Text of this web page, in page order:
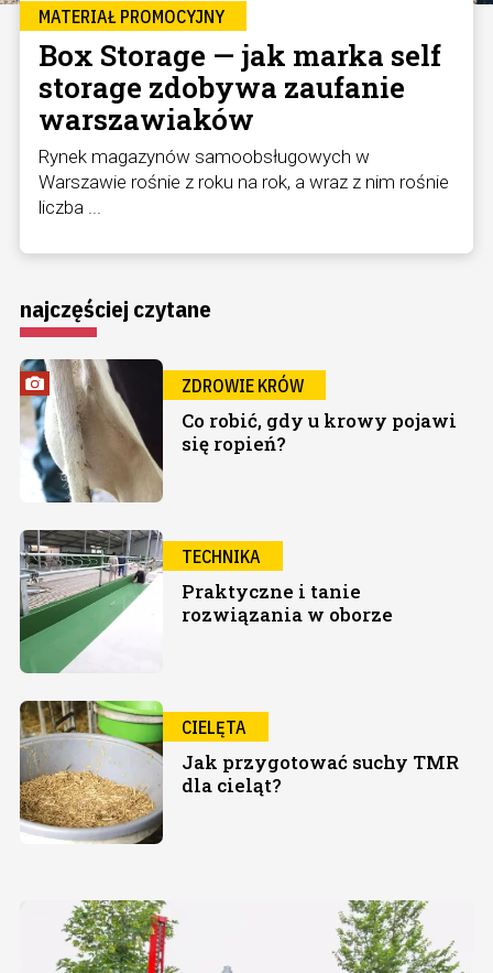
MATERIAŁ PROMOCYJNY
Box Storage — jak marka self
storage zdobywa zaufanie
warszawiaków
Rynek magazynów samoobsługowych w
Warszawie rośnie z roku na rok, a wraz z nim rośnie
liczba ...
najczęściej czytane
ZDROWIE KRÓW
Co robić, gdy u krowy pojawi
się ropień?
TECHNIKA
Praktyczne i tanie
rozwiązania w oborze
CIELĘTA
Jak przygotować suchy TMR
dla cieląt?